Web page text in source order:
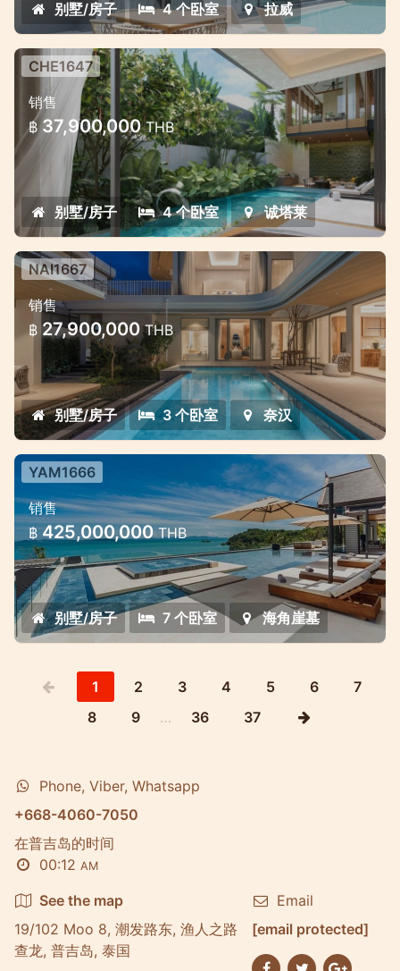
墅包括內置家具、空調、廚房設備和景觀區。
别墅/房子
4 个卧室 拉威
普吉岛高端别墅项目 — 限量发售，详
情请垂询
普吉岛高端别墅项目 — 限量发售，详情请垂询
CHE1647
销售
฿ 37,900,000THB
别墅/房子 4 个卧室 诚塔莱
Saiyuan别墅 —— 普吉岛拉威绿意环
绕的高端泳池别墅项目
Saiyuan别墅 —— 普吉岛拉威绿意环绕的高端
泳池别墅项目
NAI1667
销售
฿ 27,900,000THB
别墅/房子 3 个卧室 奈汉
7卧室海景奢华泳池别墅
7卧室海景奢华泳池别墅
YAM1666
销售
฿ 425,000,000THB
别墅/房子 7 个卧室 海角崖墓
1 2 3 4 5 6
7
8
9 … 36 37
Phone, Viber, Whatsapp
+668-4060-7050
在普吉岛的时间
00:12 AM
See the map
19/102 Moo 8, 潮发路东, 渔人之路
查龙, 普吉岛, 泰国
Email
[email protected]